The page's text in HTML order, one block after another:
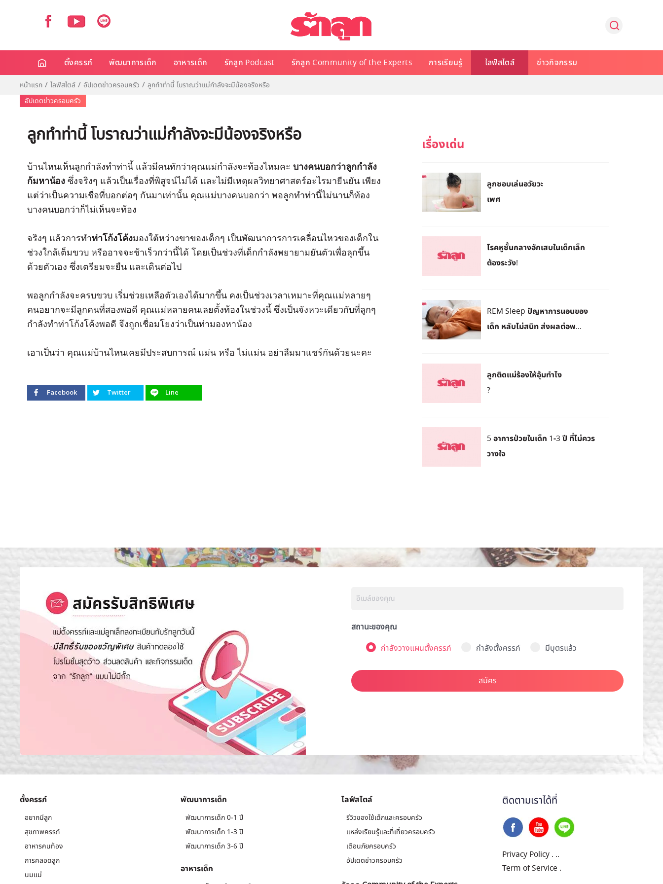
ตั้งครรภ์ พัฒนาการเด็ก อาหารเด็ก รักลูก Podcast รักลูก Community of the Experts การเรียนรู้ ไลฟ์สไตล์ ข่าวกิจกรรม
หน้าแรก ไลฟ์สไตล์ อัปเดตข่าวครอบครัว
ลูกทำท่านี้ โบราณว่าแม่กำลังจะมีน้องจริงหรือ
อัปเดตข่าวครอบครัว
ลูกทำท่านี้ โบราณว่าแม่กำลังจะมีน้องจริงหรือ
บ้านไหนเห็นลูกกำลังทำท่านี้ แล้วมีคนทักว่าคุณแม่กำลังจะท้องไหมคะ บางคนบอกว่าลูกกำลัง
ก้มหาน้อง ซึ่งจริงๆ แล้วเป็นเรื่องที่พิสูจน์ไม่ได้ และไม่มีเหตุผลวิทยาศาสตร์อะไรมายืนยัน เพียง
แต่ว่าเป็นความเชื่อที่บอกต่อๆ กันมาเท่านั้น คุณแม่บางคนบอกว่า พอลูกทำท่านี้ไม่นานก็ท้อง
บางคนบอกว่าก็ไม่เห็นจะท้อง
จริงๆ แล้วการทำท่าโก้งโค้งมองใต้หว่างขาของเด็กๆ เป็นพัฒนาการการเคลื่อนไหวของเด็กใน
ช่วงใกล้เต็มขวบ หรืออาจจะช้าเร็วกว่านี้ได้ โดยเป็นช่วงที่เด็กกำลังพยายามยันตัวเพื่อลุกขึ้น
ด้วยตัวเอง ซึ่งเตรียมจะยืน และเดินต่อไป
พอลูกกำลังจะครบขวบ เริ่มช่วยเหลือตัวเองได้มากขึ้น คงเป็นช่วงเวลาเหมาะที่คุณแม่หลายๆ
คนอยากจะมีลูกคนที่สองพอดี คุณแม่หลายคนเลยตั้งท้องในช่วงนี้ ซึ่งเป็นจังหวะเดียวกับที่ลูกๆ
กำลังทำท่าโก้งโค้งพอดี จึงถูกเชื่อมโยงว่าเป็นท่ามองหาน้อง
เอาเป็นว่า คุณแม่บ้านไหนเคยมีประสบการณ์ แม่น หรือ ไม่แม่น อย่าลืมมาแชร์กันด้วยนะคะ
Facebook Twitter Line
ลูกชอบเล่นอวัยวะ
เพศ
โรคหูชั้นกลางอักเสบในเด็กเล็ก
ต้องระวัง!
REM Sleep ปัญหาการนอนของ
เด็ก หลับไม่สนิท ส่งผลต่อพ...
ลูกติดแม่ร้องให้อุ้มทำไง
?
5 อาการป่วยในเด็ก 1-3 ปี ที่ไม่ควร
วางใจ
สถานะของคุณ
กำลังวางแผนตั้งครรภ์
กำลังตั้งครรภ์ มีบุตรแล้ว
สมัคร
ตั้งครรภ์
อยากมีลูก
สุขภาพครรภ์
อาหารคนท้อง
การคลอดลูก
นมแม่
พัฒนาการเด็ก
พัฒนาการเด็ก 0-1 ปี
พัฒนาการเด็ก 1-3 ปี
พัฒนาการเด็ก 3-6 ปี
อาหารเด็ก
ไลฟ์สไตล์
รีวิวของใช้เด็กและครอบครัว
แหล่งเรียนรู้และที่เที่ยวครอบครัว
เตือนภัยครอบครัว
อัปเดตข่าวครอบครัว
ติดตามเราได้ที่
Privacy Policy . ..
Term of Service .